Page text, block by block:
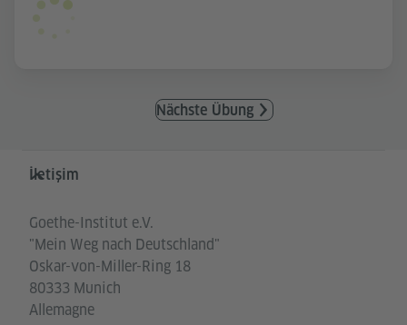
Nächste Übung
Service- und Informationsbereich
İletişim
Goethe-Institut e.V.
"Mein Weg nach Deutschland"
Oskar-von-Miller-Ring 18
80333 Munich
Allemagne